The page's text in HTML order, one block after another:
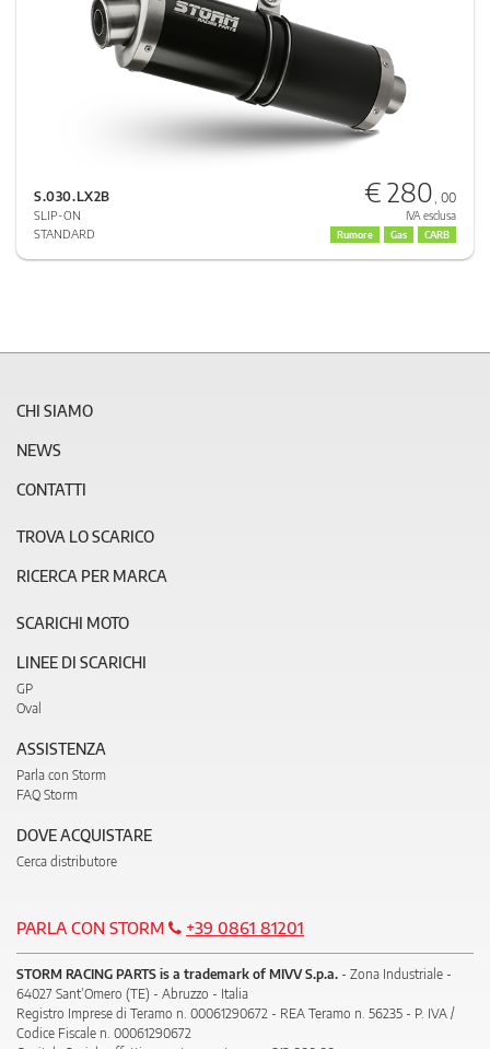
S.030.LX2B
SLIP-ON
STANDARD
€ 280 , 00
IVA esclusa
Rumore Gas CARB
CHI SIAMO
NEWS
CONTATTI
TROVA LO SCARICO
RICERCA PER MARCA
SCARICHI MOTO
LINEE DI SCARICHI
GP
Oval
ASSISTENZA
Parla con Storm
FAQ Storm
DOVE ACQUISTARE
Cerca distributore
PARLA CON STORM +39 0861 81201
STORM RACING PARTS is a trademark of MIVV S.p.a. - Zona Industriale -
64027 Sant’Omero (TE) - Abruzzo - Italia
Registro Imprese di Teramo n. 00061290672 - REA Teramo n. 56235 - P. IVA /
Codice Fiscale n. 00061290672